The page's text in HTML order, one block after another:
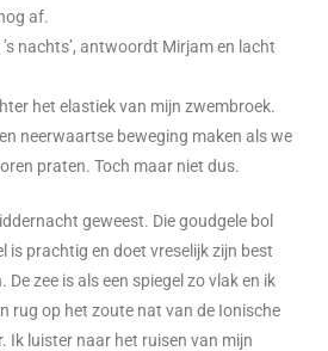
af.
nachts’, antwoordt Mirjam en lacht
het elastiek van mijn zwembroek.
neerwaartse beweging maken als we
praten. Toch maar niet dus.
geweest. Die goudgele bol
is prachtig en doet vreselijk zijn best
zee is als een spiegel zo vlak en ik
rug op het zoute nat van de Ionische
Ik luister naar het ruisen van mijn